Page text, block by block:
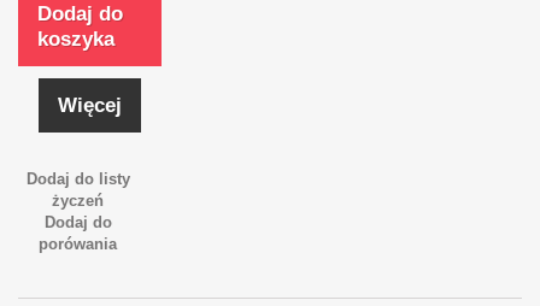
Dodaj do
koszyka
Więcej
Dodaj do listy
życzeń
Dodaj do
porówania